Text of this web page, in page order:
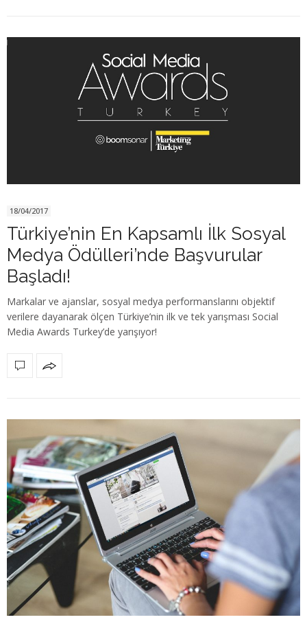
18/04/2017
Türkiye’nin En Kapsamlı İlk Sosyal
Medya Ödülleri’nde Başvurular
Başladı!
Markalar ve ajanslar, sosyal medya performanslarını objektif
verilere dayanarak ölçen Türkiye’nin ilk ve tek yarışması Social
Media Awards Turkey’de yarışıyor!